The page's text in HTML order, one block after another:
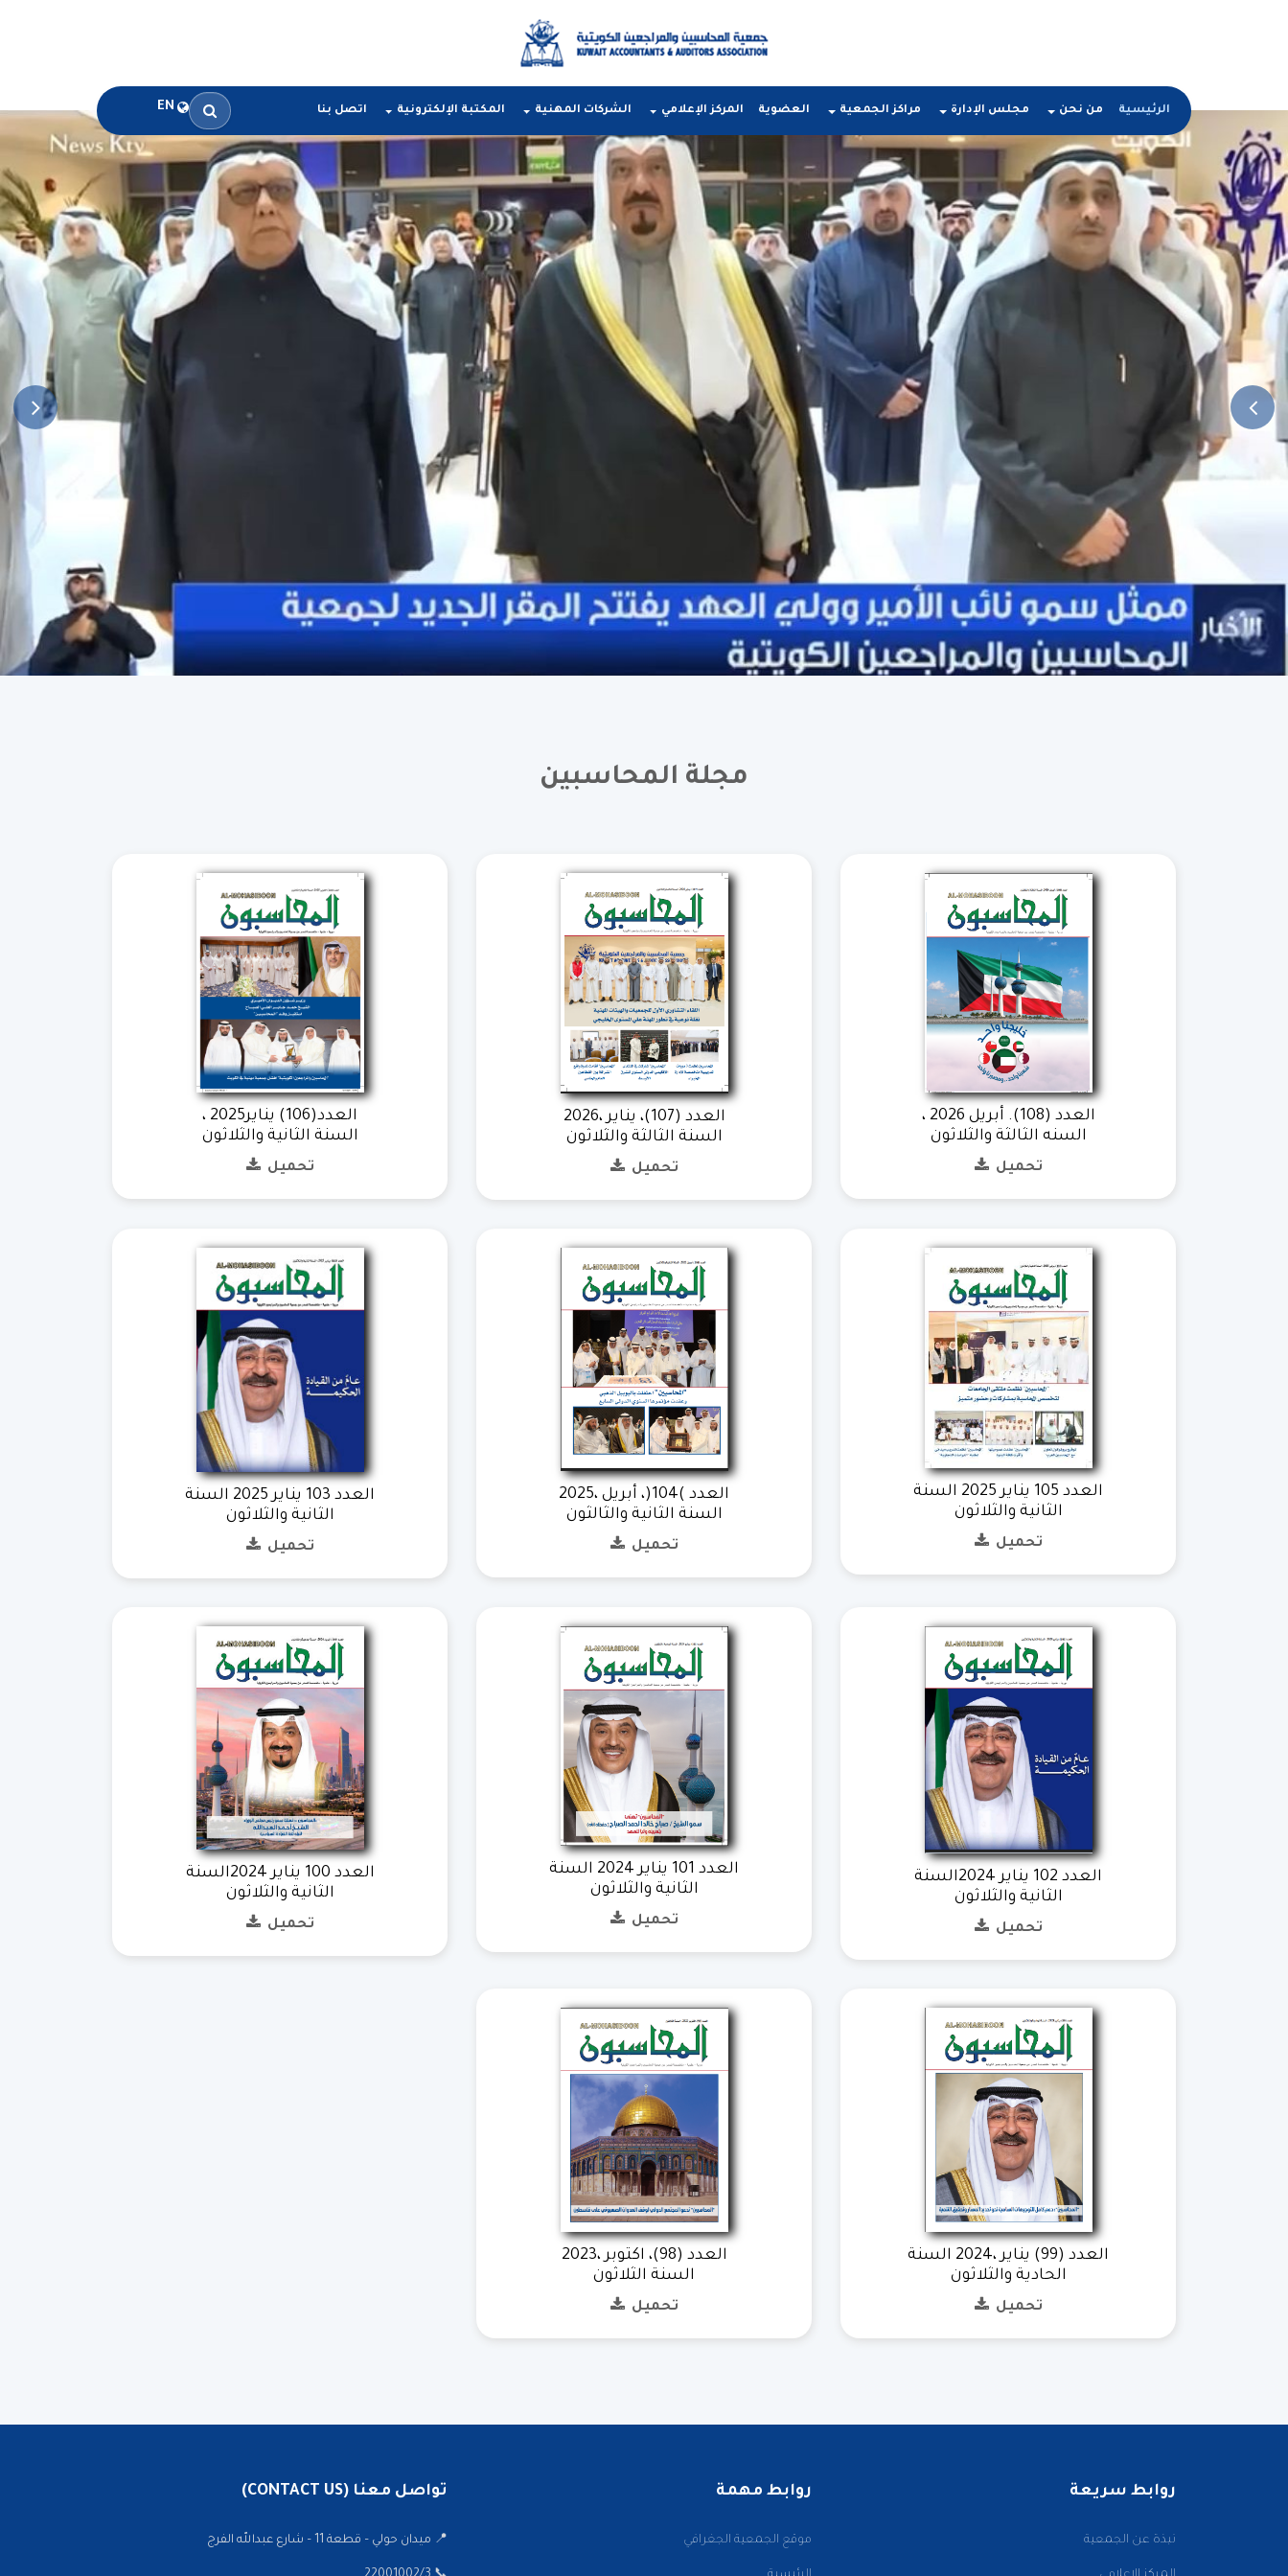
الرئيسية من نحن مجلس الإدارة مراكز الجمعية العضوية المركز الإعلامي الشركات المهنية المكتبة الإلكترونية اتصل بنا EN
مجلة المحاسبين
العدد (108). أبريل 2026 ،
السنه الثالثة والثلاثون
تحميل
العدد (107)، يناير ،2026
السنة الثالثة والثلاثون
تحميل
العدد(106) يناير2025 ،
السنة الثانية والثلاثون
تحميل
العدد 105 يناير 2025 السنة
الثانية والثلاثون
تحميل
العدد )104(، أبريل ،2025
السنة الثانية والثالثون
تحميل
العدد 103 يناير 2025 السنة
الثانية والثلاثون
تحميل
العدد 102 يناير 2024السنة
الثانية والثلاثون
تحميل
العدد 101 يناير 2024 السنة
الثانية والثلاثون
تحميل
العدد 100 يناير 2024السنة
الثانية والثلاثون
تحميل
العدد (99) يناير ،2024 السنة
الحادية والثلاثون
تحميل
العدد (98)، اكتوبر ،2023
السنة الثلاثون
تحميل
روابط سريعة
نبذة عن الجمعية
روابط مهمة
موقع الجمعية الجغرافي
تواصل معنا (CONTACT US)
📍 ميدان حولي – قطعة 11 – شارع عبدالله الفرج